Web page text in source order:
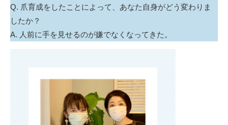
Q. 爪育成をしたことによって、あなた自身がどう変わりま
したか？
A. 人前に手を見せるのが嫌でなくなってきた。